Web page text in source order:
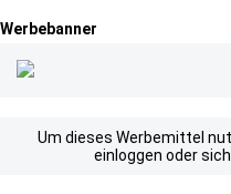
Werbebanner
Um dieses Werbemittel
einloggen oder sich